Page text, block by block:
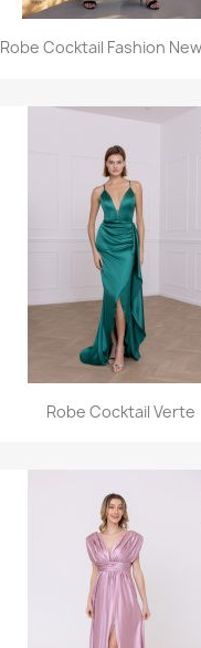
Robe Cocktail Fashion
Robe Cocktail Verte